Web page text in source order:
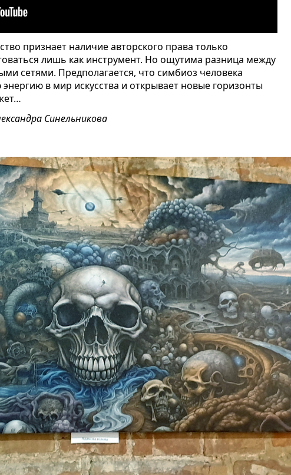
признает наличие авторского права только
лишь как инструмент. Но ощутима разница между
сетями. Предполагается, что симбиоз человека
в мир искусства и открывает новые горизонты
Синельникова